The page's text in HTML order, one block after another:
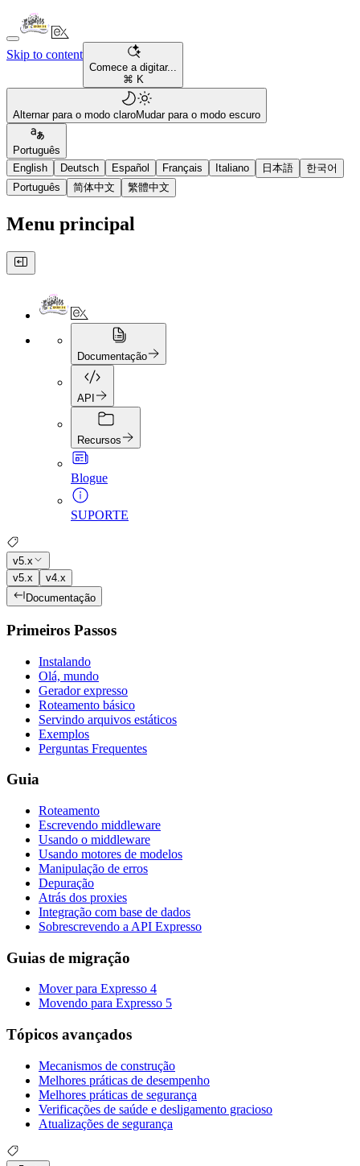
Skip to content
Comece a digitar...
⌘ K
Alternar para o modo claroMudar para o modo escuro
Português
English
Deutsch Español Français Italiano 日本語
한국어
Português
简体中文 繁體中文
Menu principal
Documentação
API
Recursos
Blogue
SUPORTE
v5.x
v5.x
v4.x
Documentação
Primeiros Passos
Instalando
Olá, mundo
Gerador expresso
Roteamento básico
Servindo arquivos estáticos
Exemplos
Perguntas Frequentes
Guia
Roteamento
Escrevendo middleware
Usando o middleware
Usando motores de modelos
Manipulação de erros
Depuração
Atrás dos proxies
Integração com base de dados
Sobrescrevendo a API Expresso
Guias de migração
Mover para Expresso 4
Movendo para Expresso 5
Tópicos avançados
Mecanismos de construção
Melhores práticas de desempenho
Melhores práticas de segurança
Verificações de saúde e desligamento gracioso
Atualizações de segurança